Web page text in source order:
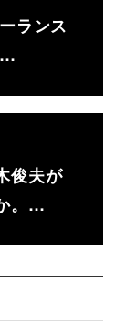
ランス
…
俊夫が
。…